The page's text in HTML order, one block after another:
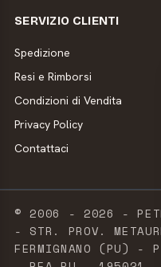
SERVIZIO CLIENTI
Spedizione
Resi e Rimborsi
Condizioni di Vendita
Privacy Policy
Contattaci
© 2006 - 2026 -
- STR. PROV.
FERMIGNANO (PU)